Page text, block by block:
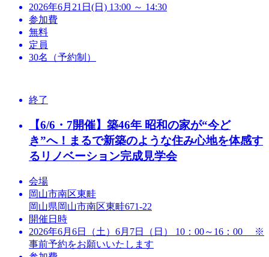
2026年6月21日(日) 13:00 ～ 14:30
参加費
無料
定員
30名（予約制）
終了
【6/6・7開催】築46年 昭和の家が“今ど
き”へ！まるで新築のような住み心地を体感す
るリノベーション完成見学会
会場
岡山市南区東畦
岡山県岡山市南区東畦671-22
開催日時
2026年6月6日（土）6月7日（日） 10：00～16：00 ※
事前予約をお願いいたします